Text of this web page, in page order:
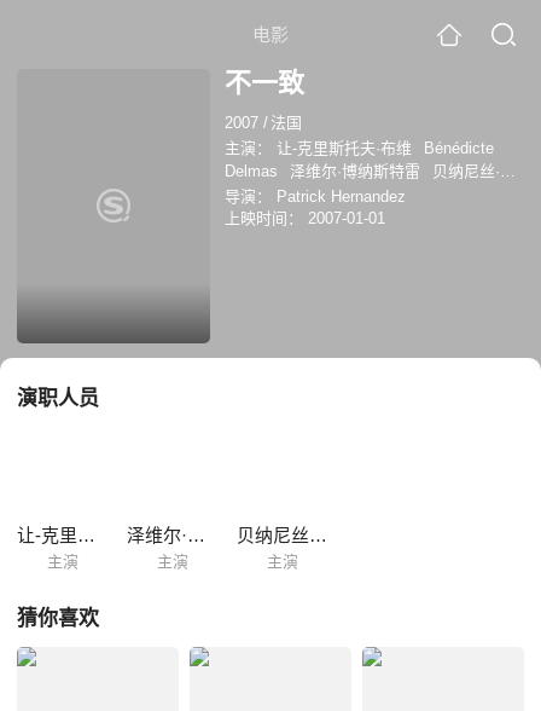
电影
不一致
2007 / 法国
主演：
让-克里斯托夫·布维
Bénédicte
Delmas
泽维尔·博纳斯特雷
贝纳尼丝·玛
尔洛
导演：
Patrick Hernandez
上映时间：
2007-01-01
演职人员
让-克里斯托夫·布维
主演
泽维尔·博纳斯特雷
主演
贝纳尼丝·玛尔洛
主演
猜你喜欢